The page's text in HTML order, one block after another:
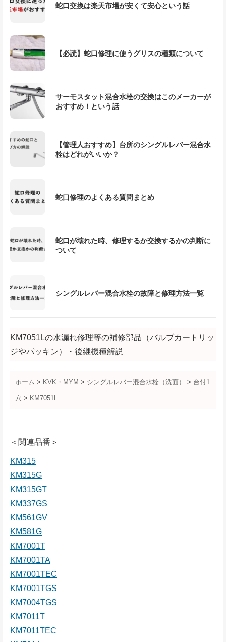
蛇口交換は楽天市場が安くて安心という話
【必読】蛇口修理に使うグリスの種類について
サーモスタット混合水栓の交換はこのメーカーが
おすすめ！という話
【管理人おすすめ】台所のシングルレバー混合水
栓はどれがいいか？
蛇口修理のよくある質問まとめ
蛇口が壊れた時、修理するか交換するかの判断に
ついて
シングルレバー混合水栓の故障と修理方法一覧
KM7051Lの水漏れ修理等の補修部品（バルブカートリッ
ジやパッキン）・後継機種解説
ホーム > KVK・MYM > シングルレバー混合水栓（洗面） > 台付1
穴 > KM7051L
＜関連品番＞
KM315
KM315G
KM315GT
KM337GS
KM561GV
KM581G
KM7001T
KM7001TA
KM7001TEC
KM7001TGS
KM7004TGS
KM7011T
KM7011TEC